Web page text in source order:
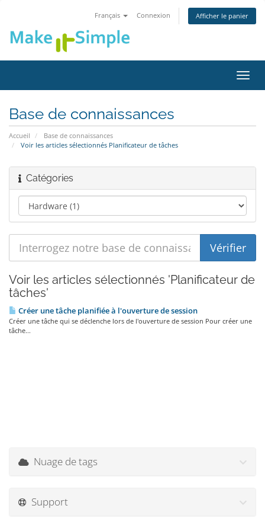
Français Connexion Afficher le panier
la
Base de connaissances
Accueil
Base de connaissances
Voir les articles sélectionnés Planificateur de tâches
Catégories
Voir les articles sélectionnés 'Planificateur de
tâches'
Créer une tâche planifiée à l'ouverture de session
Créer une tâche qui se déclenche lors de l'ouverture de session Pour créer une
tâche...
Nuage de tags
Support